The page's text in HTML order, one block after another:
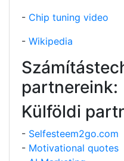
- Chip tuning video
- Wikipedia
partnereink:
Külföldi
- Selfesteem2go.com
- Motivational quotes